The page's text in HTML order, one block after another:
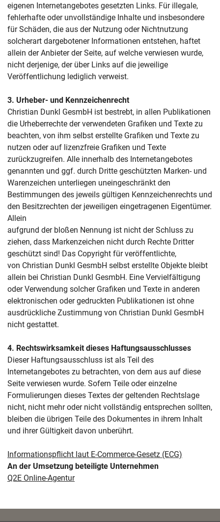
eigenen Internetangebotes gesetzten Links. Für illegale,
fehlerhafte oder unvollständige Inhalte und insbesondere
für Schäden, die aus der Nutzung oder Nichtnutzung
solcherart dargebotener Informationen entstehen, haftet
allein der Anbieter der Seite, auf welche verwiesen wurde,
nicht derjenige, der über Links auf die jeweilige
Veröffentlichung lediglich verweist.
3. Urheber- und Kennzeichenrecht
Christian Dunkl GesmbH ist bestrebt, in allen Publikationen
die Urheberrechte der verwendeten Grafiken und Texte zu
beachten, von ihm selbst erstellte Grafiken und Texte zu
nutzen oder auf lizenzfreie Grafiken und Texte
zurückzugreifen. Alle innerhalb des Internetangebotes
genannten und ggf. durch Dritte geschützten Marken- und
Warenzeichen unterliegen uneingeschränkt den
Bestimmungen des jeweils gültigen Kennzeichenrechts und
den Besitzrechten der jeweiligen eingetragenen Eigentümer.
Allein
aufgrund der bloßen Nennung ist nicht der Schluss zu
ziehen, dass Markenzeichen nicht durch Rechte Dritter
geschützt sind! Das Copyright für veröffentlichte,
von Christian Dunkl GesmbH selbst erstellte Objekte bleibt
allein bei Christian Dunkl GesmbH. Eine Vervielfältigung
oder Verwendung solcher Grafiken und Texte in anderen
elektronischen oder gedruckten Publikationen ist ohne
ausdrückliche Zustimmung von Christian Dunkl GesmbH
nicht gestattet.
4. Rechtswirksamkeit dieses Haftungsausschlusses
Dieser Haftungsausschluss ist als Teil des
Internetangebotes zu betrachten, von dem aus auf diese
Seite verwiesen wurde. Sofern Teile oder einzelne
Formulierungen dieses Textes der geltenden Rechtslage
nicht, nicht mehr oder nicht vollständig entsprechen sollten,
bleiben die übrigen Teile des Dokumentes in ihrem Inhalt
und ihrer Gültigkeit davon unberührt.
Informationspflicht laut E-Commerce-Gesetz (ECG)
An der Umsetzung beteiligte Unternehmen
Q2E Online-Agentur